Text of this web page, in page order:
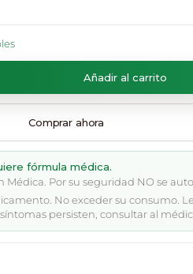
Añadir al carrito
Comprar ahora
fórmula médica.
Médica. Por su seguridad NO se
No exceder su consumo.
persisten, consultar al